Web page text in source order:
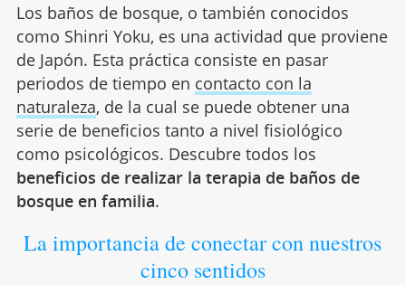
Los baños de bosque, o también conocidos
como Shinri Yoku, es una actividad que proviene
de Japón. Esta práctica consiste en pasar
periodos de tiempo en contacto con la
naturaleza, de la cual se puede obtener una
serie de beneficios tanto a nivel fisiológico
como psicológicos. Descubre todos los
beneficios de realizar la terapia de baños de
bosque en familia.
La importancia de conectar con nuestros
cinco sentidos